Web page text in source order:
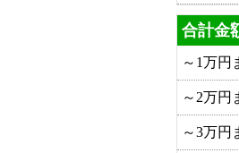
合計金
～1万円
～2万円
～3万円